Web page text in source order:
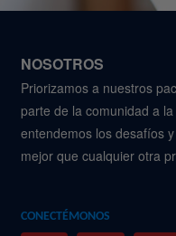
NOSOTROS
Priorizamos a nuestros
parte de la comunidad a
entendemos los desafíos
mejor que cualquier otra
CONECTÉMONOS